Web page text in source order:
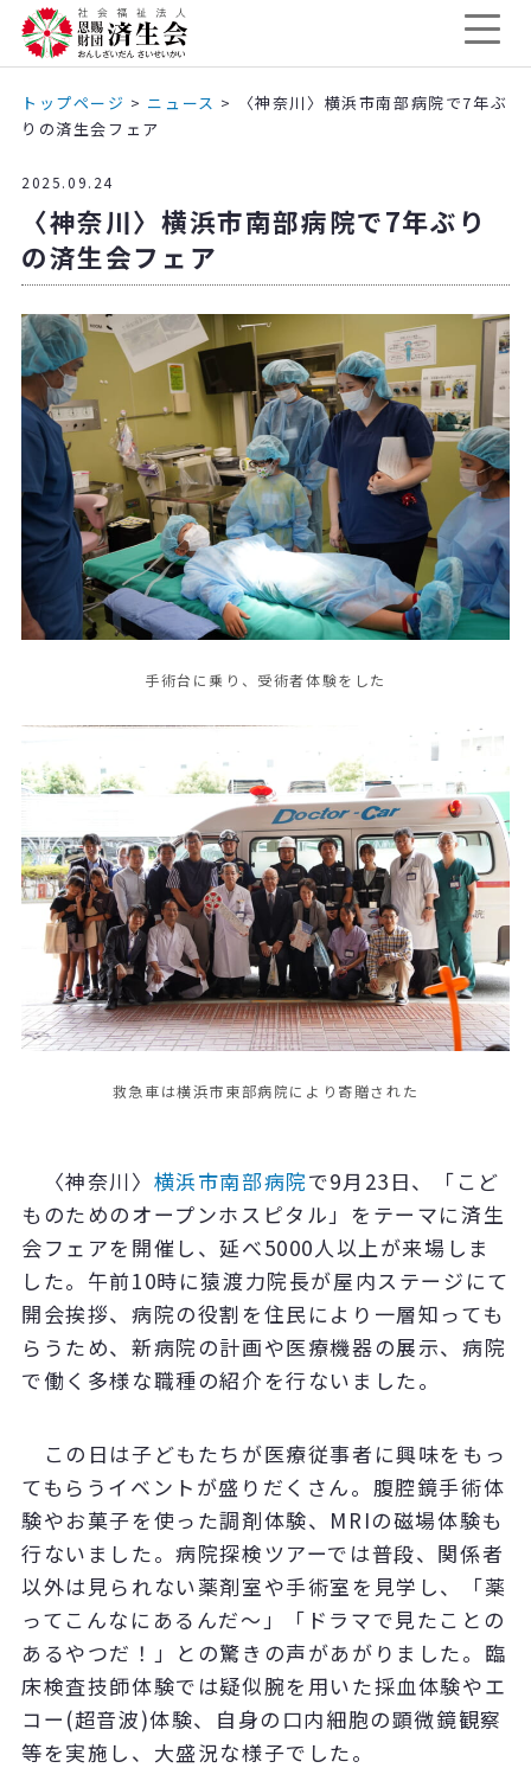
トップページ > ニュース >
〈神奈川〉横浜市南部病院で7年ぶ
りの済生会フェア
2025.09.24
〈神奈川〉横浜市南部病院で7年ぶり
の済生会フェア
手術台に乗り、受術者体験をした
救急車は横浜市東部病院により寄贈された
〈神奈川〉 横浜市南部病院で9月23日、「こど
ものためのオープンホスピタル」をテーマに済生
会フェアを開催し、延べ5000人以上が来場しま
した。午前10時に猿渡力院長が屋内ステージにて
開会挨拶、病院の役割を住民により一層知っても
らうため、新病院の計画や医療機器の展示、病院
で働く多様な職種の紹介を行ないました。
この日は子どもたちが医療従事者に興味をもっ
てもらうイベントが盛りだくさん。腹腔鏡手術体
験やお菓子を使った調剤体験、MRIの磁場体験も
行ないました。病院探検ツアーでは普段、関係者
以外は見られない薬剤室や手術室を見学し、「薬
ってこんなにあるんだ～」「ドラマで見たことの
あるやつだ！」との驚きの声があがりました。臨
床検査技師体験では疑似腕を用いた採血体験やエ
コー(超音波)体験、自身の口内細胞の顕微鏡観察
等を実施し、大盛況な様子でした。